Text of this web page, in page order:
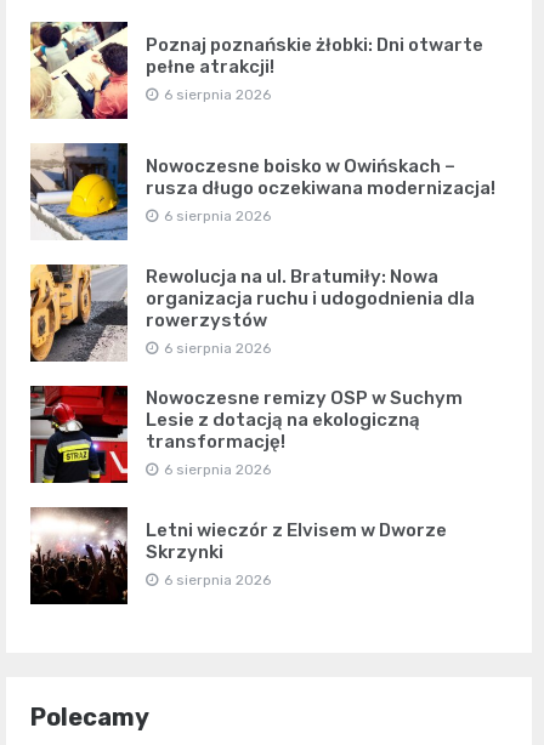
Poznaj poznańskie żłobki: Dni otwarte
pełne atrakcji!
6 sierpnia 2026
Nowoczesne boisko w Owińskach –
rusza długo oczekiwana modernizacja!
6 sierpnia 2026
Rewolucja na ul. Bratumiły: Nowa
organizacja ruchu i udogodnienia dla
rowerzystów
6 sierpnia 2026
Nowoczesne remizy OSP w Suchym
Lesie z dotacją na ekologiczną
transformację!
6 sierpnia 2026
Letni wieczór z Elvisem w Dworze
Skrzynki
6 sierpnia 2026
Polecamy